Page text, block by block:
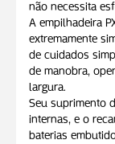
não necessita
A empilhadeira
extremamente
de cuidados
de manobra,
largura.
Seu suprimento
internas, e o
baterias